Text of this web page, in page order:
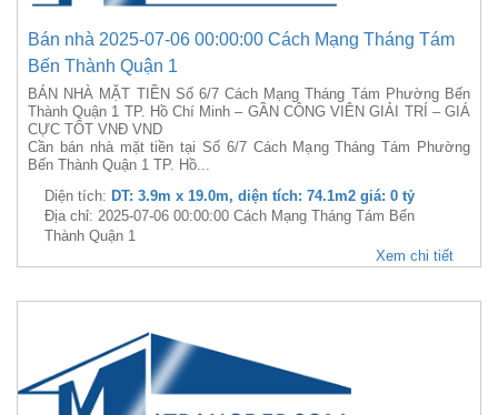
Bán nhà 2025-07-06 00:00:00 Cách Mạng Tháng Tám
Bến Thành Quận 1
BÁN NHÀ MẶT TIỀN Số 6/7 Cách Mạng Tháng Tám Phường Bến
Thành Quận 1 TP. Hồ Chí Minh – GẦN CÔNG VIÊN GIẢI TRÍ – GIÁ
CỰC TỐT VNĐ VND
Cần bán nhà mặt tiền tại Số 6/7 Cách Mạng Tháng Tám Phường
Bến Thành Quận 1 TP. Hồ...
Diện tích: DT: 3.9m x 19.0m, diện tích: 74.1m2 giá: 0 tỷ
Địa chỉ: 2025-07-06 00:00:00 Cách Mạng Tháng Tám Bến
Thành Quận 1
Xem chi tiết